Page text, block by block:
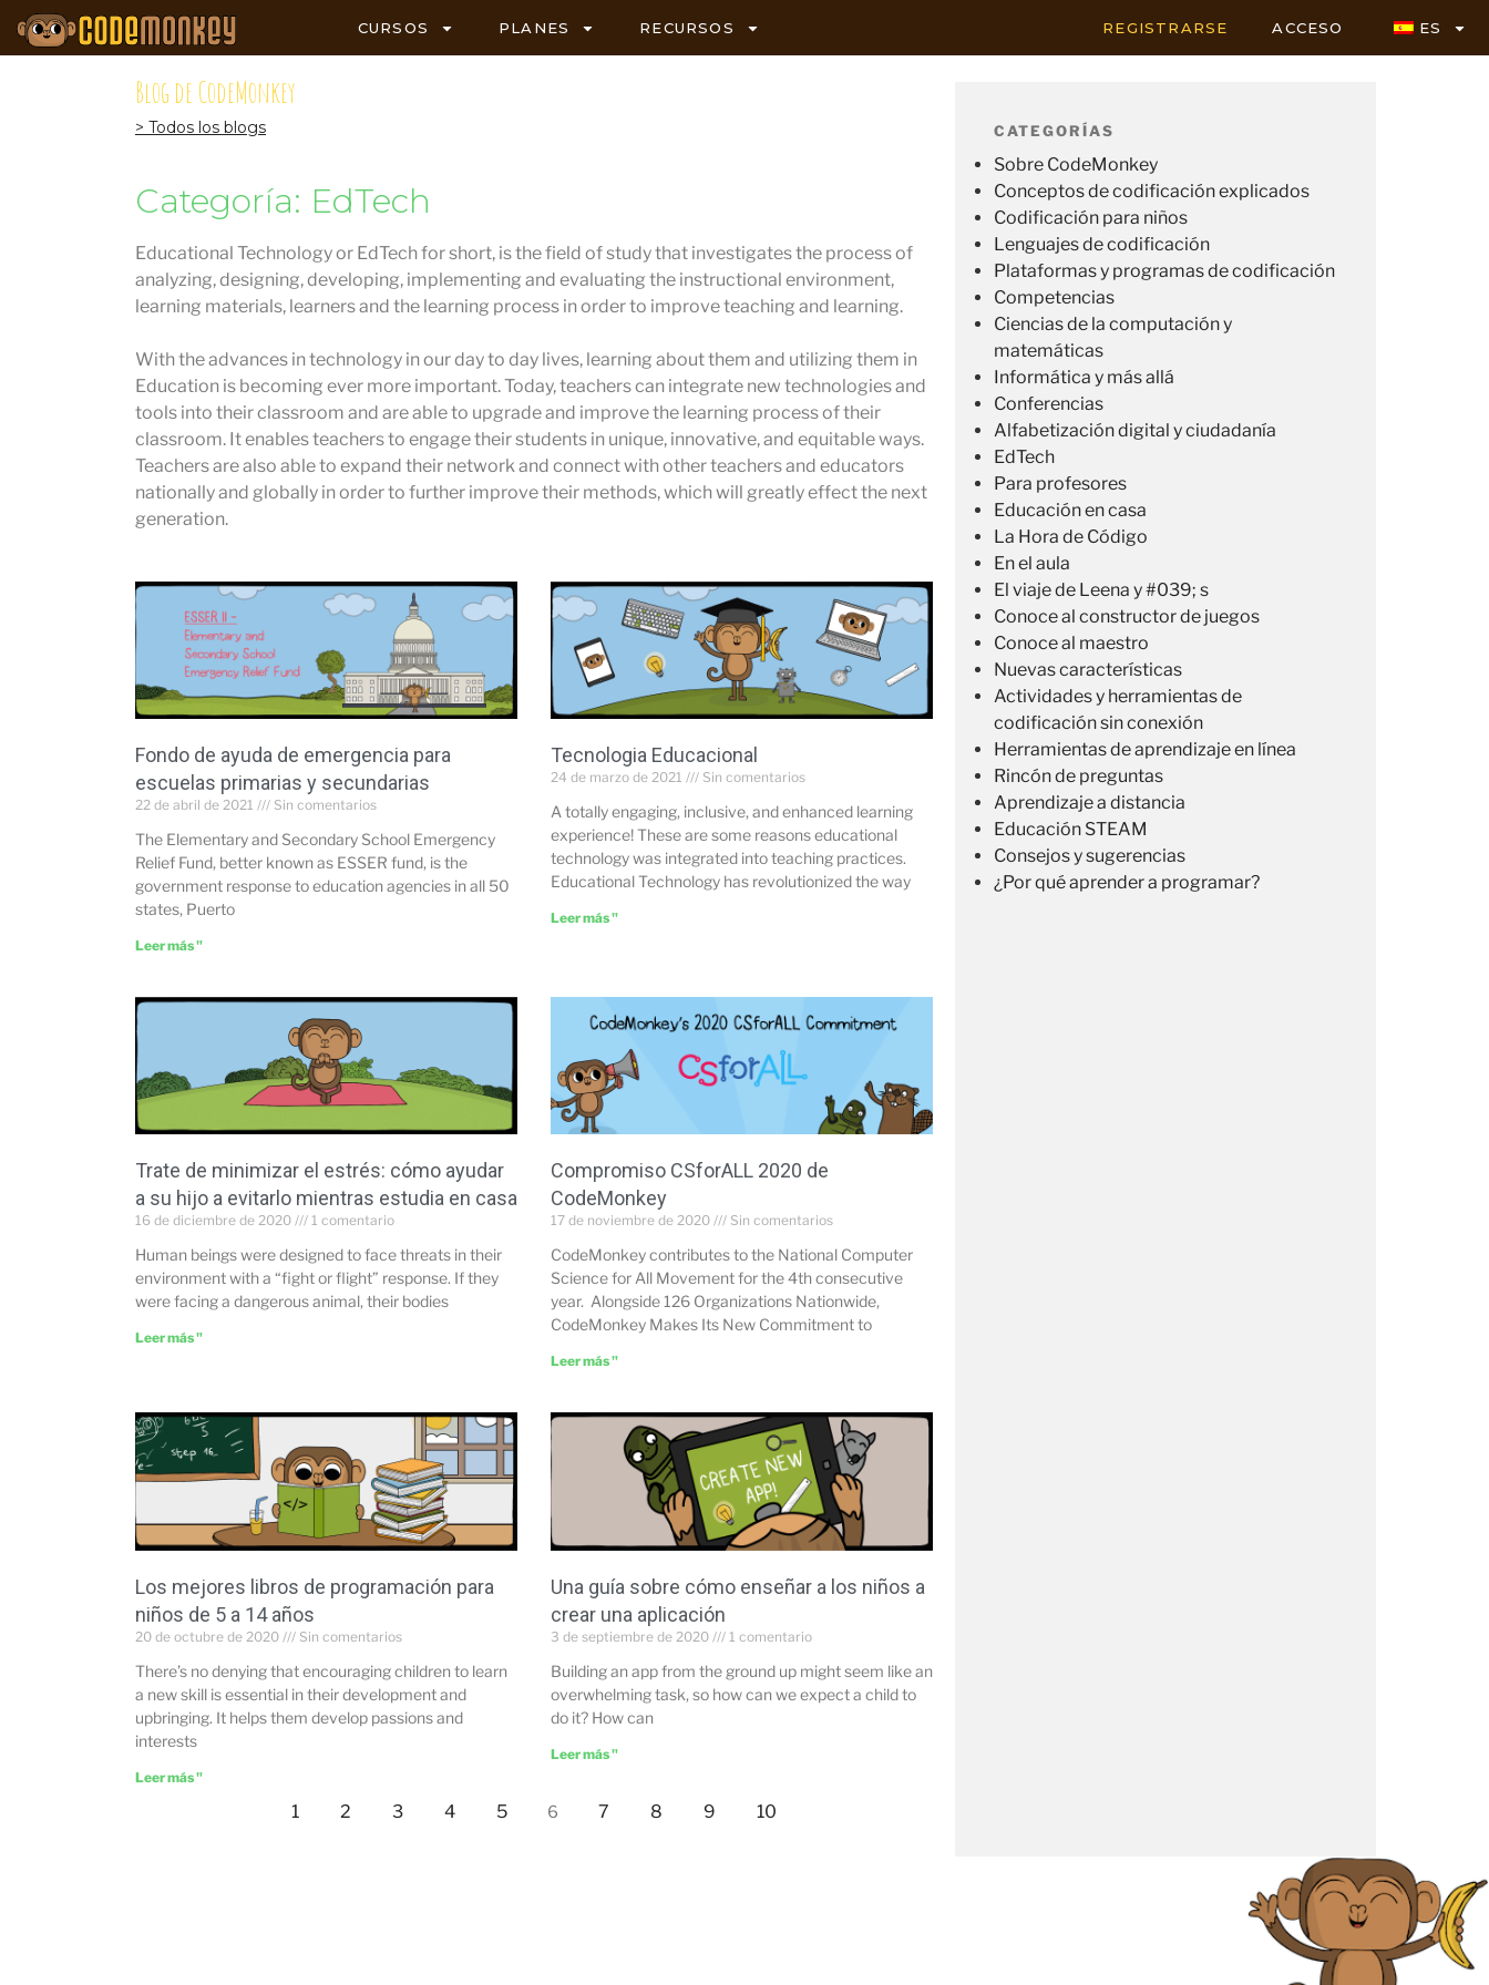
CURSOS PLANES RECURSOS REGISTRARSE ACCESO ES
Blog de CodeMonkey
> Todos los blogs
Categoría: EdTech
Educational Technology or EdTech for short, is the field of study that investigates the process of
analyzing, designing, developing, implementing and evaluating the instructional environment,
learning materials, learners and the learning process in order to improve teaching and learning.
With the advances in technology in our day to day lives, learning about them and utilizing them in
Education is becoming ever more important. Today, teachers can integrate new technologies and
tools into their classroom and are able to upgrade and improve the learning process of their
classroom. It enables teachers to engage their students in unique, innovative, and equitable ways.
Teachers are also able to expand their network and connect with other teachers and educators
nationally and globally in order to further improve their methods, which will greatly effect the next
generation.
Fondo de ayuda de emergencia para
escuelas primarias y secundarias
22 de abril de 2021 Sin comentarios
The Elementary and Secondary School Emergency
Relief Fund, better known as ESSER fund, is the
government response to education agencies in all 50
states, Puerto
Leer más "
Tecnologia Educacional
24 de marzo de 2021 Sin comentarios
A totally engaging, inclusive, and enhanced learning
experience! These are some reasons educational
technology was integrated into teaching practices.
Educational Technology has revolutionized the way
Leer más "
Trate de minimizar el estrés: cómo ayudar
a su hijo a evitarlo mientras estudia en casa
16 de diciembre de 2020 1 comentario
Human beings were designed to face threats in their
environment with a “fight or flight” response. If they
were facing a dangerous animal, their bodies
Leer más "
Compromiso CSforALL 2020 de
CodeMonkey
17 de noviembre de 2020 Sin comentarios
CodeMonkey contributes to the National Computer
Science for All Movement for the 4th consecutive
year. Alongside 126 Organizations Nationwide,
CodeMonkey Makes Its New Commitment to
Leer más "
Los mejores libros de programación para
niños de 5 a 14 años
20 de octubre de 2020 Sin comentarios
There’s no denying that encouraging children to learn
a new skill is essential in their development and
upbringing. It helps them develop passions and
interests
Leer más "
Una guía sobre cómo enseñar a los niños a
crear una aplicación
3 de septiembre de 2020 1 comentario
Building an app from the ground up might seem like an
overwhelming task, so how can we expect a child to
do it? How can
Leer más "
1 2 3 4 5 6 7 8 9 10
CATEGORÍAS
Sobre CodeMonkey
Conceptos de codificación explicados
Codificación para niños
Lenguajes de codificación
Plataformas y programas de codificación
Competencias
Ciencias de la computación y
matemáticas
Informática y más allá
Conferencias
Alfabetización digital y ciudadanía
EdTech
Para profesores
Educación en casa
La Hora de Código
En el aula
El viaje de Leena y #039; s
Conoce al constructor de juegos
Conoce al maestro
Nuevas características
Actividades y herramientas de
codificación sin conexión
Herramientas de aprendizaje en línea
Rincón de preguntas
Aprendizaje a distancia
Educación STEAM
Consejos y sugerencias
¿Por qué aprender a programar?